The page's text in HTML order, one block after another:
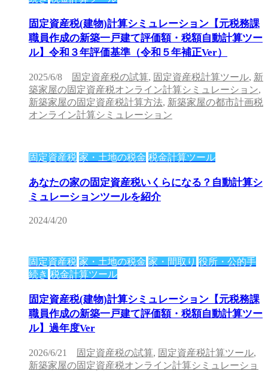
固定資産税(建物)計算シミュレーション【元税務課
職員作成の新築一戸建て評価額・税額自動計算ツー
ル】令和３年評価基準（令和５年補正Ver）
2025/6/8 固定資産税の試算, 固定資産税計算ツール, 新
築家屋の固定資産税オンライン計算シミュレーション,
新築家屋の固定資産税計算方法, 新築家屋の都市計画税
オンライン計算シミュレーション
固定資産税 家・土地の税金 税金計算ツール
あなたの家の固定資産税いくらになる？自動計算シ
ミュレーションツールを紹介
2024/4/20
固定資産税 家・土地の税金 家・間取り 役所・公的手
続き 税金計算ツール
固定資産税(建物)計算シミュレーション【元税務課
職員作成の新築一戸建て評価額・税額自動計算ツー
ル】過年度Ver
2026/6/21 固定資産税の試算, 固定資産税計算ツール,
新築家屋の固定資産税オンライン計算シミュレーショ